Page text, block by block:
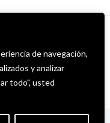
de navegación,
y analizar
todo", usted